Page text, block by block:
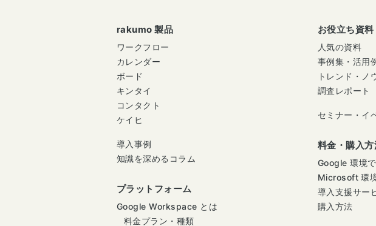
rakumo 製品
ワークフロー
カレンダー
ボード
キンタイ
コンタクト
ケイヒ
導入事例
知識を深めるコラム
プラットフォーム
Google Workspace とは
料金プラン・種類
お役立ち資料
人気の資料
事例集・活用
トレンド・ノ
調査レポート
セミナー・イ
料金・購入方
Google 環境
Microsoft 環
導入支援サー
購入方法